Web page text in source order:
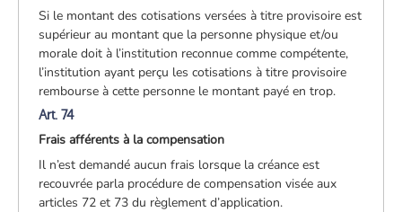
Si le montant des cotisations versées à titre provisoire est
supérieur au montant que la personne physique et/ou
morale doit à l’institution reconnue comme compétente,
l’institution ayant perçu les cotisations à titre provisoire
rembourse à cette personne le montant payé en trop.
Art. 74
Frais afférents à la compensation
Il n’est demandé aucun frais lorsque la créance est
recouvrée parla procédure de compensation visée aux
articles 72 et 73 du règlement d’application.